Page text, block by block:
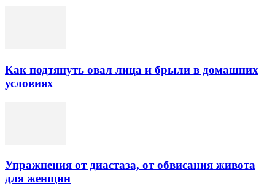
Как подтянуть овал лица и брыли в домашних
условиях
Упражнения от диастаза, от обвисания живота
для женщин